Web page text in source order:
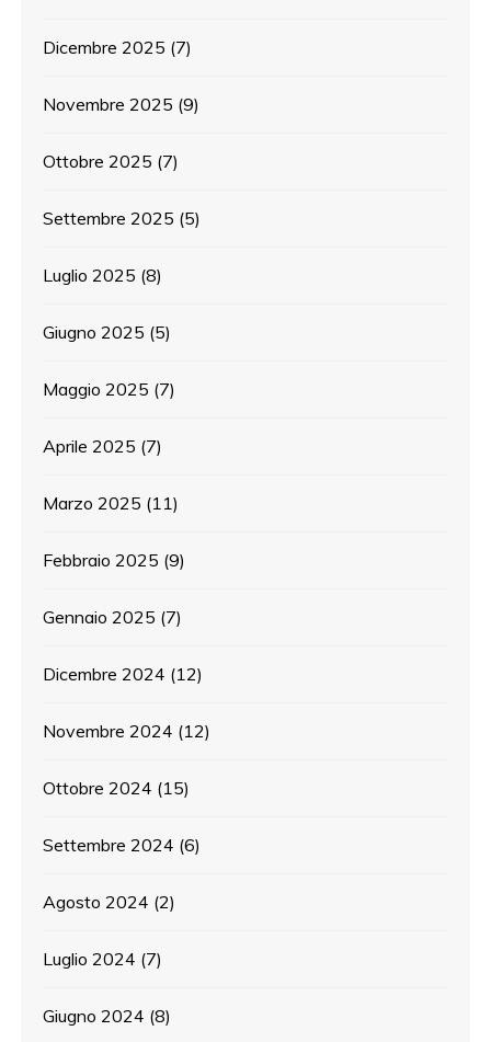
Dicembre 2025 (7)
Novembre 2025 (9)
Ottobre 2025 (7)
Settembre 2025 (5)
Luglio 2025 (8)
Giugno 2025 (5)
Maggio 2025 (7)
Aprile 2025 (7)
Marzo 2025 (11)
Febbraio 2025 (9)
Gennaio 2025 (7)
Dicembre 2024 (12)
Novembre 2024 (12)
Ottobre 2024 (15)
Settembre 2024 (6)
Agosto 2024 (2)
Luglio 2024 (7)
Giugno 2024 (8)